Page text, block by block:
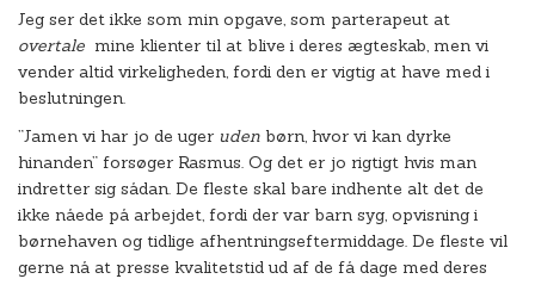
Jeg ser det ikke som min opgave, som parterapeut at
overtale mine klienter til at blive i deres ægteskab, men vi
vender altid virkeligheden, fordi den er vigtig at have med i
beslutningen.
”Jamen vi har jo de uger uden børn, hvor vi kan dyrke
hinanden” forsøger Rasmus. Og det er jo rigtigt hvis man
indretter sig sådan. De fleste skal bare indhente alt det de
ikke nåede på arbejdet, fordi der var barn syg, opvisning i
børnehaven og tidlige afhentningseftermiddage. De fleste vil
gerne nå at presse kvalitetstid ud af de få dage med deres